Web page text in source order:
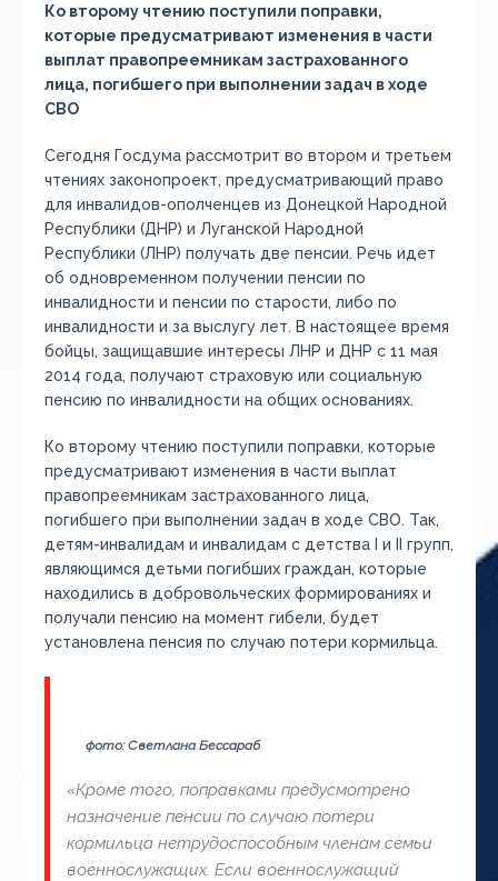
Ко второму чтению поступили поправки,
которые предусматривают изменения в части
выплат правопреемникам застрахованного
лица, погибшего при выполнении задач в ходе
СВО
Сегодня Госдума рассмотрит во втором и третьем
чтениях законопроект, предусматривающий право
для инвалидов-ополченцев из Донецкой Народной
Республики (ДНР) и Луганской Народной
Республики (ЛНР) получать две пенсии. Речь идет
об одновременном получении пенсии по
инвалидности и пенсии по старости, либо по
инвалидности и за выслугу лет. В настоящее время
бойцы, защищавшие интересы ЛНР и ДНР с 11 мая
2014 года, получают страховую или социальную
пенсию по инвалидности на общих основаниях.
Ко второму чтению поступили поправки, которые
предусматривают изменения в части выплат
правопреемникам застрахованного лица,
погибшего при выполнении задач в ходе СВО. Так,
детям-инвалидам и инвалидам с детства I и II групп,
являющимся детьми погибших граждан, которые
находились в добровольческих формированиях и
получали пенсию на момент гибели, будет
установлена пенсия по случаю потери кормильца.
фото: Светлана Бессараб
«Кроме того, поправками предусмотрено
назначение пенсии по случаю потери
кормильца нетрудоспособным членам семьи
военнослужащих. Если военнослужащий